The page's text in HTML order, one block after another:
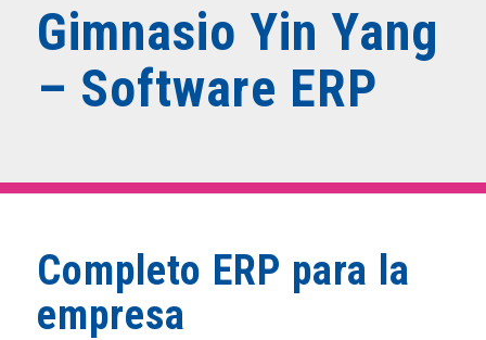
Gimnasio Yin Yang
– Software ERP
Completo ERP para la
empresa